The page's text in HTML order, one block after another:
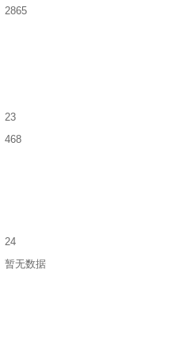
2865
23
468
24
暂无数据